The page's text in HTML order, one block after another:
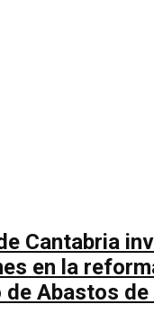
Cantabria
en la
Abastos